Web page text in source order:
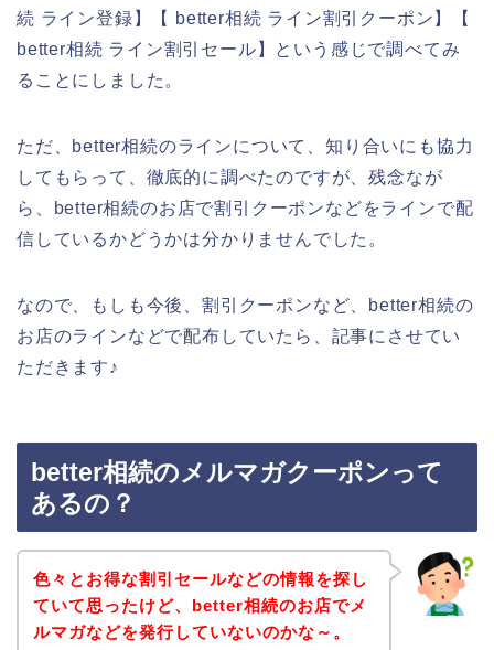
続 ライン登録】【 better相続 ライン割引クーポン】【
better相続 ライン割引セール】という感じで調べてみ
ることにしました。
ただ、better相続のラインについて、知り合いにも協力
してもらって、徹底的に調べたのですが、残念なが
ら、better相続のお店で割引クーポンなどをラインで配
信しているかどうかは分かりませんでした。
なので、もしも今後、割引クーポンなど、better相続の
お店のラインなどで配布していたら、記事にさせてい
ただきます♪
better相続のメルマガクーポンって
あるの？
色々とお得な割引セールなどの情報を探し
ていて思ったけど、better相続のお店でメ
ルマガなどを発行していないのかな～。